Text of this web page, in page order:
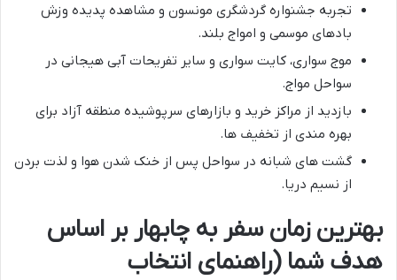
تجربه جشنواره گردشگری مونسون و مشاهده پدیده وزش
بادهای موسمی و امواج بلند.
موج سواری، کایت سواری و سایر تفریحات آبی هیجانی در
سواحل مواج.
بازدید از مراکز خرید و بازارهای سرپوشیده منطقه آزاد برای
بهره مندی از تخفیف ها.
گشت های شبانه در سواحل پس از خنک شدن هوا و لذت بردن
از نسیم دریا.
بهترین زمان سفر به چابهار بر اساس
هدف شما (راهنمای انتخاب